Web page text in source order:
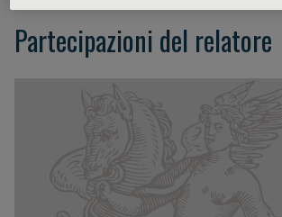
Partecipazioni del relatore